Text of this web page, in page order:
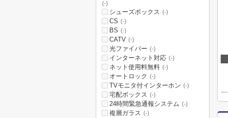
(-)
シューズボックス (-)
CS (-)
BS (-)
CATV (-)
光ファイバー (-)
インターネット対応 (-)
ネット使用料無料 (-)
オートロック (-)
TVモニタ付インターホン (-)
宅配ボックス (-)
24時間緊急通報システム (-)
複層ガラス (-)